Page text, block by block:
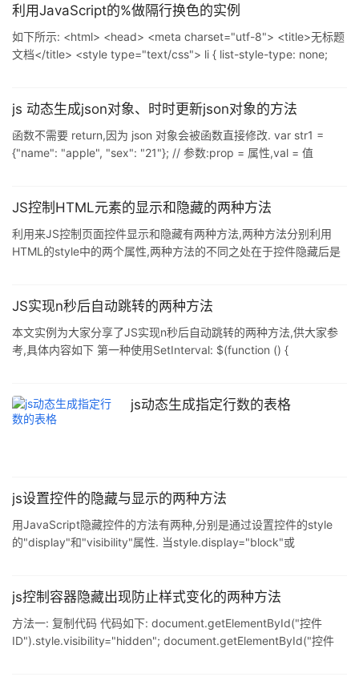
equiv="description"
利用JavaScript的%做隔行换色的实例
如下所示: <html> <head> <meta charset="utf-8"> <title>无标题
文档</title> <style type="text/css"> li { list-style-type: none;
js 动态生成json对象、时时更新json对象的方法
函数不需要 return,因为 json 对象会被函数直接修改. var str1 =
{"name": "apple", "sex": "21"}; // 参数:prop = 属性,val = 值
JS控制HTML元素的显示和隐藏的两种方法
利用来JS控制页面控件显示和隐藏有两种方法,两种方法分别利用
HTML的style中的两个属性,两种方法的不同之处在于控件隐藏后是
document.getElementById("EleId").style.visibility="visible"; 利用
JS实现n秒后自动跳转的两种方法
本文实例为大家分享了JS实现n秒后自动跳转的两种方法,供大家参
考,具体内容如下 第一种使用SetInterval: $(function () {
(time <= 0) { window.location.href = &q
js动态生成指定行数的表格
js设置控件的隐藏与显示的两种方法
用JavaScript隐藏控件的方法有两种,分别是通过设置控件的style
的"display"和"visibility"属性. 当style.display="block"或
js控制容器隐藏出现防止样式变化的两种方法
方法一: 复制代码 代码如下: document.getElementById("控件
ID").style.visibility="hidden"; document.getElementById("控件